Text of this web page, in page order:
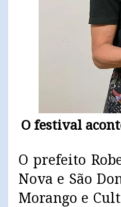
O festival
O prefeito
Nova e São
Morango e